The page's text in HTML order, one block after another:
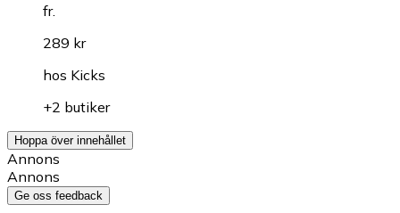
fr.
289 kr
hos Kicks
+2 butiker
Hoppa över innehållet
Annons
Annons
Ge oss feedback